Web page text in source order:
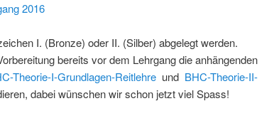
2016
I. (Bronze) oder II. (Silber) abgelegt werden.
bereits vor dem Lehrgang die anhängenden
Theorie-I-Grundlagen-Reitlehreund BHC-Theorie-II-
dabei wünschen wir schon jetzt viel Spass!